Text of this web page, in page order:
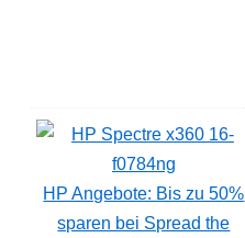
HP Angebote: Bis zu 50%
sparen bei Spread the